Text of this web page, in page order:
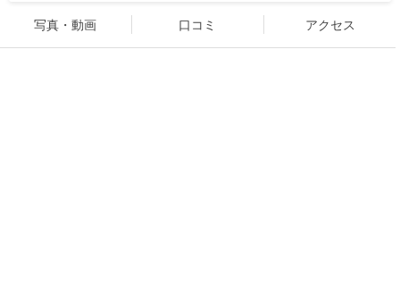
写真・動画 口コミ アクセス